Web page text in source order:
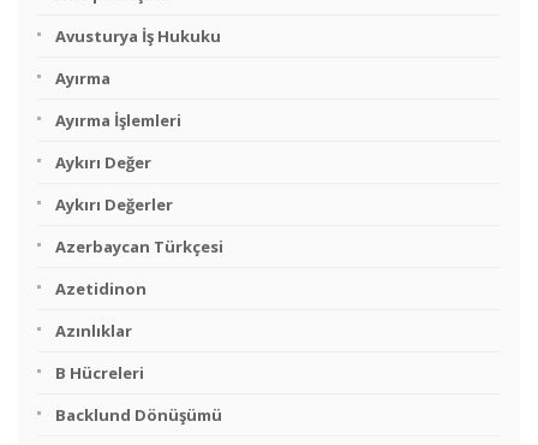
Avusturya İş Hukuku
Ayırma
Ayırma İşlemleri
Aykırı Değer
Aykırı Değerler
Azerbaycan Türkçesi
Azetidinon
Azınlıklar
B Hücreleri
Backlund Dönüşümü